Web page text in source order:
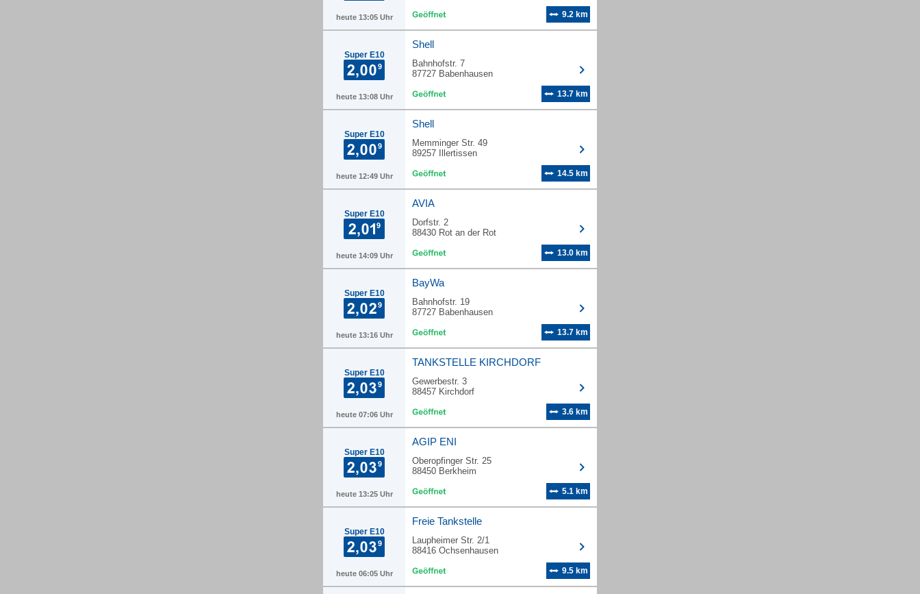
heute 13:05 Uhr 9.2 km
Super E10
heute 13:08 Uhr
Shell
Bahnhofstr. 7
87727 Babenhausen
13.7 km
Super E10
heute 12:49 Uhr
Shell
Memminger Str. 49
89257 Illertissen
14.5 km
Super E10
heute 14:09 Uhr
AVIA
Dorfstr. 2
88430 Rot an der Rot
13.0 km
Super E10
heute 13:16 Uhr
BayWa
Bahnhofstr. 19
87727 Babenhausen
13.7 km
Super E10
heute 07:06 Uhr
TANKSTELLE KIRCHDORF
Gewerbestr. 3
88457 Kirchdorf
3.6 km
Super E10
heute 13:25 Uhr
AGIP ENI
Oberopfinger Str. 25
88450 Berkheim
5.1 km
Super E10
heute 06:05 Uhr
Freie Tankstelle
Laupheimer Str. 2/1
88416 Ochsenhausen
9.5 km